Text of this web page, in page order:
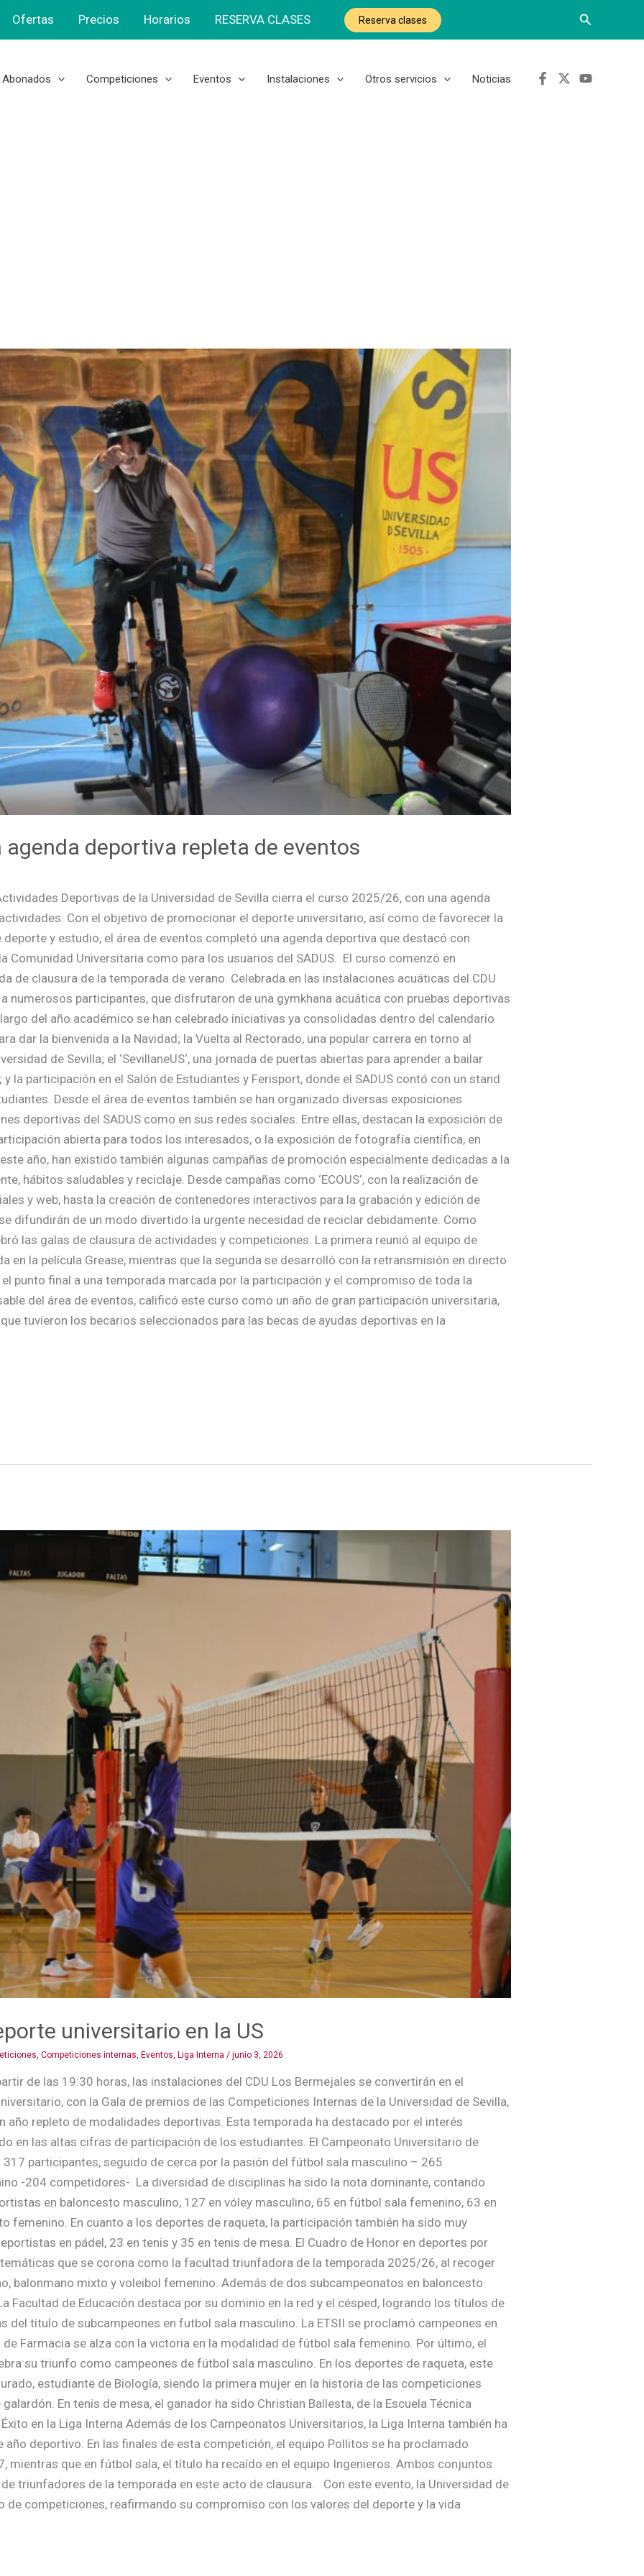
Ofertas Precios Horarios RESERVA CLASES Reserva clases Buscar
Abonados Competiciones Eventos Instalaciones Otros servicios Noticias
agenda deportiva repleta de eventos
Deportivas de la Universidad de Sevilla cierra el curso 2025/26, con una agenda
Con el objetivo de promocionar el deporte universitario, así como de favorecer la
y estudio, el área de eventos completó una agenda deportiva que destacó con
Comunidad Universitaria como para los usuarios del SADUS. El curso comenzó en
de clausura de la temporada de verano. Celebrada en las instalaciones acuáticas del CDU
numerosos participantes, que disfrutaron de una gymkhana acuática con pruebas deportivas
del año académico se han celebrado iniciativas ya consolidadas dentro del calendario
dar la bienvenida a la Navidad; la Vuelta al Rectorado, una popular carrera en torno al
de Sevilla; el ‘SevillaneUS‘, una jornada de puertas abiertas para aprender a bailar
la participación en el Salón de Estudiantes y Ferisport, donde el SADUS contó con un stand
Desde el área de eventos también se han organizado diversas exposiciones
deportivas del SADUS como en sus redes sociales. Entre ellas, destacan la exposición de
abierta para todos los interesados, o la exposición de fotografía científica, en
año, han existido también algunas campañas de promoción especialmente dedicadas a la
hábitos saludables y reciclaje. Desde campañas como ‘ECOUS‘, con la realización de
y web, hasta la creación de contenedores interactivos para la grabación y edición de
difundirán de un modo divertido la urgente necesidad de reciclar debidamente. Como
las galas de clausura de actividades y competiciones. La primera reunió al equipo de
en la película Grease, mientras que la segunda se desarrolló con la retransmisión en directo
punto final a una temporada marcada por la participación y el compromiso de toda la
del área de eventos, calificó este curso como un año de gran participación universitaria,
tuvieron los becarios seleccionados para las becas de ayudas deportivas en la
universitario en la US
,Competiciones internas, Eventos, Liga Interna /junio 3, 2026
de las 19:30 horas, las instalaciones del CDU Los Bermejales se convertirán en el
con la Gala de premios de las Competiciones Internas de la Universidad de Sevilla,
año repleto de modalidades deportivas. Esta temporada ha destacado por el interés
en las altas cifras de participación de los estudiantes. El Campeonato Universitario de
participantes, seguido de cerca por la pasión del fútbol sala masculino – 265
-204 competidores-. La diversidad de disciplinas ha sido la nota dominante, contando
en baloncesto masculino, 127 en vóley masculino, 65 en fútbol sala femenino, 63 en
femenino. En cuanto a los deportes de raqueta, la participación también ha sido muy
en pádel, 23 en tenis y 35 en tenis de mesa. El Cuadro de Honor en deportes por
que se corona como la facultad triunfadora de la temporada 2025/26, al recoger
balonmano mixto y voleibol femenino. Además de dos subcampeonatos en baloncesto
Facultad de Educación destaca por su dominio en la red y el césped, logrando los títulos de
del título de subcampeones en futbol sala masculino. La ETSII se proclamó campeones en
Farmacia se alza con la victoria en la modalidad de fútbol sala femenino. Por último, el
su triunfo como campeones de fútbol sala masculino. En los deportes de raqueta, este
estudiante de Biología, siendo la primera mujer en la historia de las competiciones
En tenis de mesa, el ganador ha sido Christian Ballesta, de la Escuela Técnica
en la Liga Interna Además de los Campeonatos Universitarios, la Liga Interna también ha
deportivo. En las finales de esta competición, el equipo Pollitos se ha proclamado
mientras que en fútbol sala, el título ha recaído en el equipo Ingenieros. Ambos conjuntos
triunfadores de la temporada en este acto de clausura. Con este evento, la Universidad de
de competiciones, reafirmando su compromiso con los valores del deporte y la vida